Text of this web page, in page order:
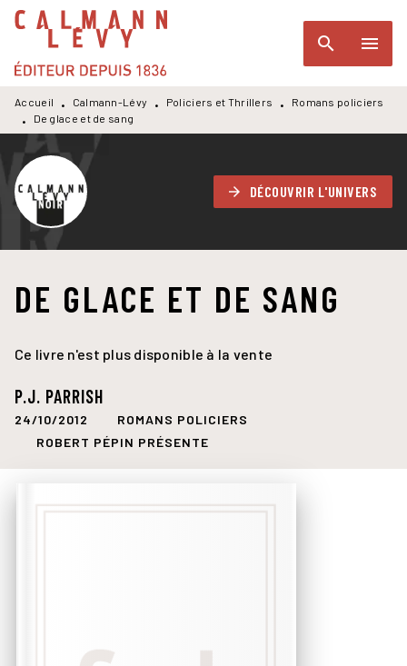
MENU RECHERCHE
PIED DE PAGE
search menu
Accueil • Calmann-Lévy • Policiers et Thrillers •
Romans policiers
•
De glace et de sang
arrow_forward DÉCOUVRIR L'UNIVERS
DE GLACE ET DE SANG
Ce livre n'est plus disponible à la vente
P.J. PARRISH
24/10/2012
ROMANS POLICIERS
ROBERT PÉPIN PRÉSENTE